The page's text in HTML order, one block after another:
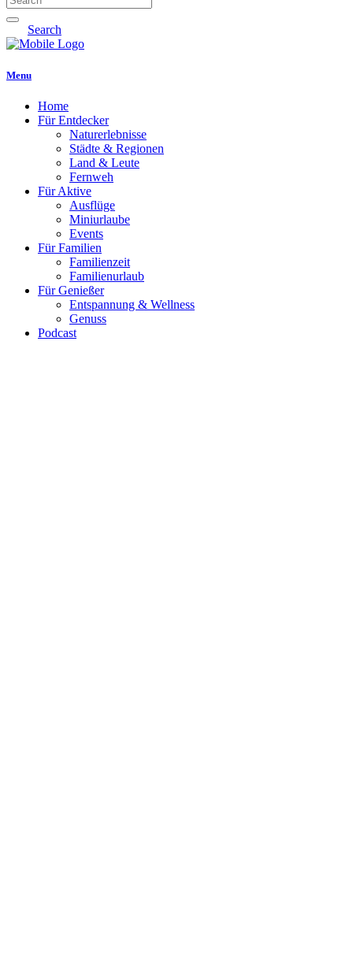
Search
Menu
Home
Für Entdecker
Naturerlebnisse
Städte & Regionen
Land & Leute
Fernweh
Für Aktive
Ausflüge
Miniurlaube
Events
Für Familien
Familienzeit
Familienurlaub
Für Genießer
Entspannung & Wellness
Genuss
Podcast